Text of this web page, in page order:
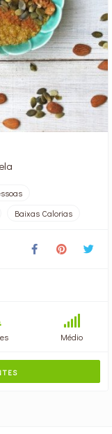
Baixas Calorias
Médio